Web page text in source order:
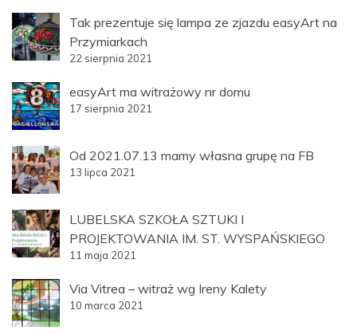
Tak prezentuje się lampa ze zjazdu easyArt na
Przymiarkach
22 sierpnia 2021
easyArt ma witrażowy nr domu
17 sierpnia 2021
Od 2021.07.13 mamy własna grupę na FB
13 lipca 2021
LUBELSKA SZKOŁA SZTUKI I
PROJEKTOWANIA IM. ST. WYSPAŃSKIEGO
11 maja 2021
Via Vitrea – witraż wg Ireny Kalety
10 marca 2021